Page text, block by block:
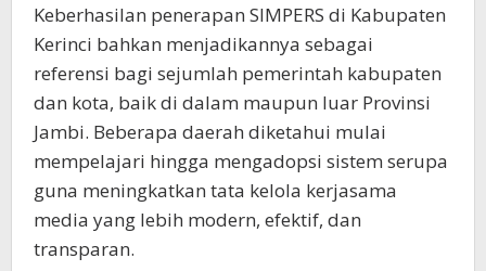
Keberhasilan penerapan SIMPERS di Kabupaten
Kerinci bahkan menjadikannya sebagai
referensi bagi sejumlah pemerintah kabupaten
dan kota, baik di dalam maupun luar Provinsi
Jambi. Beberapa daerah diketahui mulai
mempelajari hingga mengadopsi sistem serupa
guna meningkatkan tata kelola kerjasama
media yang lebih modern, efektif, dan
transparan.